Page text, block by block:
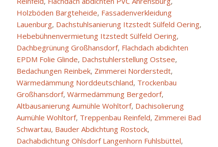
Holzböden Bargteheide, Fassadenverkleidung
Lauenburg, Dachstuhlsanierung Itzstedt Sülfeld Oering,
Hebebühnenvermietung Itzstedt Sülfeld Oering,
Dachbegrünung Großhansdorf, Flachdach abdichten
EPDM Folie Glinde, Dachstuhlerstellung Ostsee,
Bedachungen Reinbek, Zimmerei Norderstedt,
Wärmedämmung Norddeutschland, Trockenbau
Großhansdorf, Wärmedämmung Bergedorf,
Altbausanierung Aumühle Wohltorf, Dachisolierung
Aumühle Wohltorf, Treppenbau Reinfeld, Zimmerei Bad
Schwartau, Bauder Abdichtung Rostock,
Dachabdichtung Ohlsdorf Langenhorn Fuhlsbüttel,